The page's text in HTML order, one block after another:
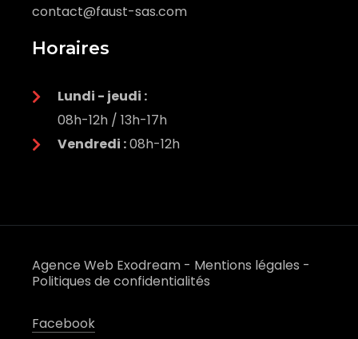
contact@faust-sas.com
Horaires
Lundi - jeudi :
08h-12h / 13h-17h
Vendredi :08h-12h
Agence Web Exodream - Mentions légales -
Politiques de confidentialités
Facebook